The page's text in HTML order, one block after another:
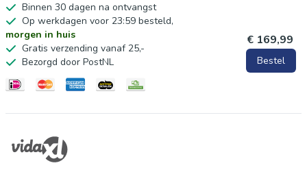
Binnen 30 dagen na ontvangst
Op werkdagen voor 23:59 besteld,
morgen in huis
Gratis verzending vanaf 25,-
Bezorgd door PostNL
€ 169,99
Bestel